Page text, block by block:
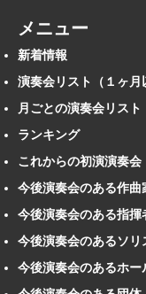
メニュー
新着情報
演奏会リスト（１ヶ月
月ごとの演奏会リスト
ランキング
これからの初演演奏会
今後演奏会のある作曲
今後演奏会のある指揮
今後演奏会のあるソリ
今後演奏会のあるホー